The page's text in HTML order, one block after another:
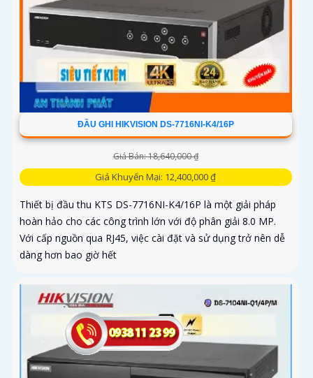
ĐẦU GHI HIKVISION DS-7716NI-K4/16P
Giá Bán: 18,640,000 ₫
Giá Khuyến Mại: 12,400,000 ₫
Thiết bị đầu thu KTS DS-7716NI-K4/16P là một giải pháp
hoàn hảo cho các công trình lớn với độ phân giải 8.0 MP.
Với cấp nguồn qua RJ45, việc cài đặt và sử dụng trở nên dễ
dàng hơn bao giờ hết